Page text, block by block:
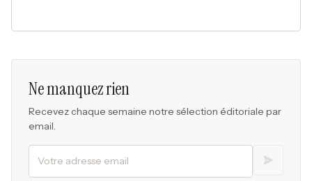
Ne manquez rien
Recevez chaque semaine notre sélection éditoriale par
email.